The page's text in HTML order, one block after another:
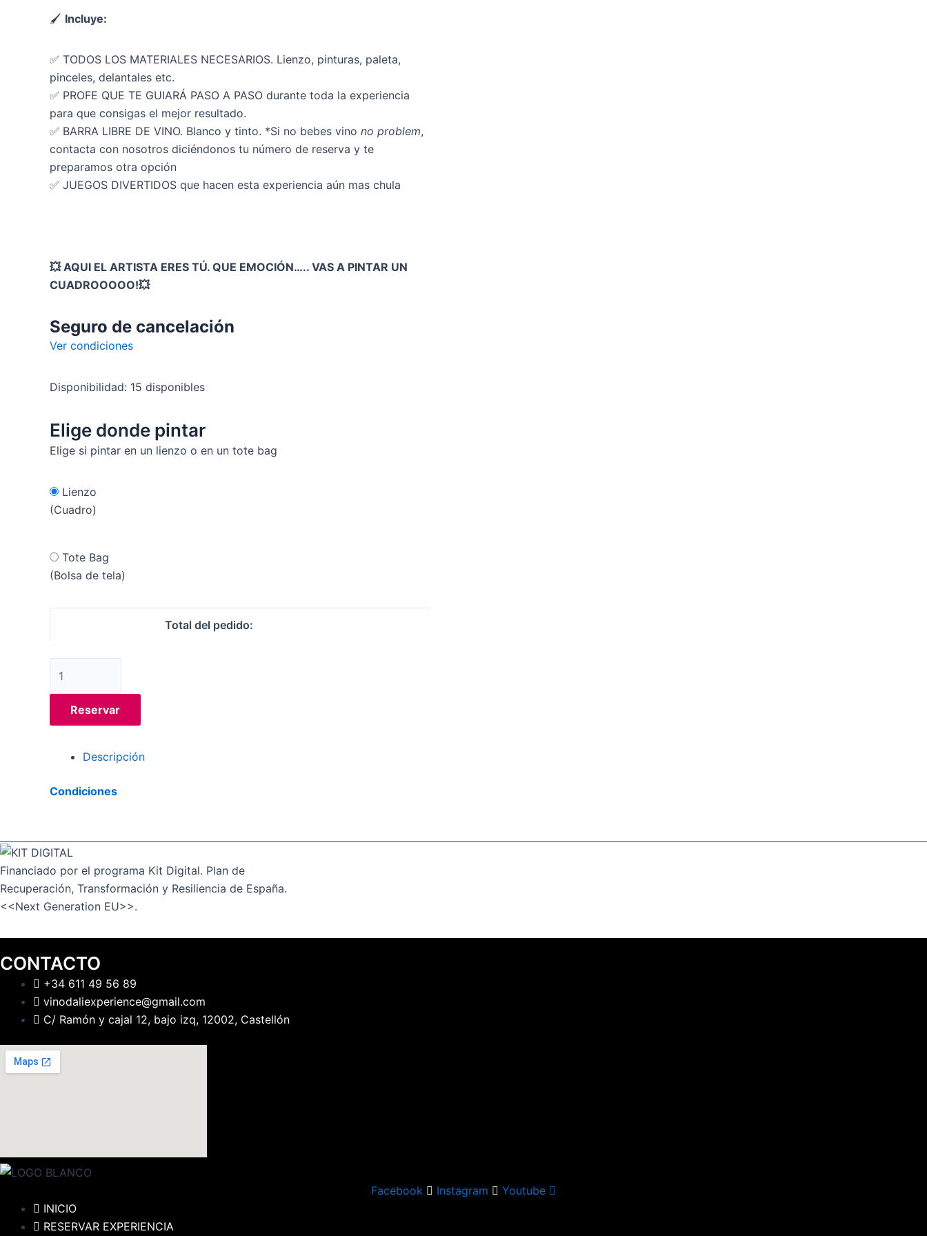
🖌 Incluye:
✅ TODOS LOS MATERIALES NECESARIOS. Lienzo, pinturas, paleta,
pinceles, delantales etc.
✅ PROFE QUE TE GUIARÁ PASO A PASO durante toda la experiencia
para que consigas el mejor resultado.
✅ BARRA LIBRE DE VINO. Blanco y tinto. *Si no bebes vino no problem,
contacta con nosotros diciéndonos tu número de reserva y te
preparamos otra opción
✅ JUEGOS DIVERTIDOS que hacen esta experiencia aún mas chula
💥 AQUI EL ARTISTA ERES TÚ. QUE EMOCIÓN….. VAS A PINTAR UN
CUADROOOOO!💥
Seguro de cancelación
Ver condiciones
Disponibilidad: 15 disponibles
Elige donde pintar
Elige si pintar en un lienzo o en un tote bag
Lienzo
(Cuadro)
Tote Bag
(Bolsa de tela)
Total del pedido:
Reservar
Descripción
Condiciones
Financiado por el programa Kit Digital. Plan de
Recuperación, Transformación y Resiliencia de España.
<<Next Generation EU>>.
CONTACTO
+34 611 49 56 89
vinodaliexperience@gmail.com
C/ Ramón y cajal 12, bajo izq, 12002, Castellón
Facebook Instagram
Youtube
INICIO
RESERVAR EXPERIENCIA